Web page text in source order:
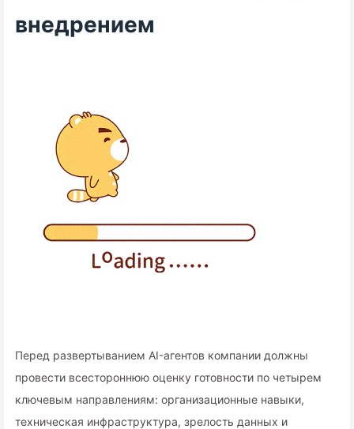
внедрением
Перед развертыванием AI-агентов компании должны
провести всестороннюю оценку готовности по четырем
ключевым направлениям: организационные навыки,
техническая инфраструктура, зрелость данных и